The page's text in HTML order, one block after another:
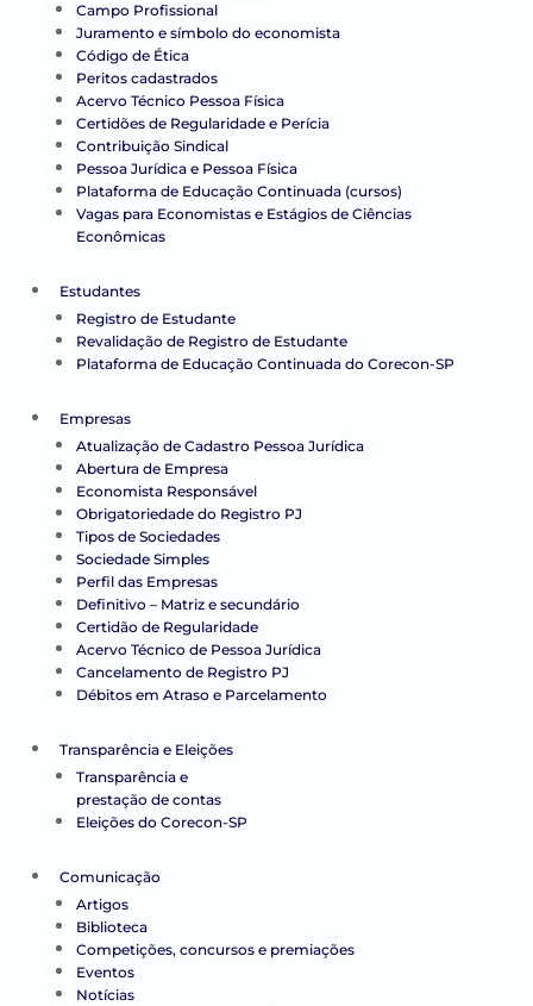
Campo Profissional
Juramento e símbolo do economista
Código de Ética
Peritos cadastrados
Acervo Técnico Pessoa Física
Certidões de Regularidade e Perícia
Contribuição Sindical
Pessoa Jurídica e Pessoa Física
Plataforma de Educação Continuada (cursos)
Vagas para Economistas e Estágios de Ciências
Econômicas
Estudantes
Registro de Estudante
Revalidação de Registro de Estudante
Plataforma de Educação Continuada do Corecon-SP
Empresas
Atualização de Cadastro Pessoa Jurídica
Abertura de Empresa
Economista Responsável
Obrigatoriedade do Registro PJ
Tipos de Sociedades
Sociedade Simples
Perfil das Empresas
Definitivo – Matriz e secundário
Certidão de Regularidade
Acervo Técnico de Pessoa Jurídica
Cancelamento de Registro PJ
Débitos em Atraso e Parcelamento
Transparência e Eleições
Transparência e
prestação de contas
Eleições do Corecon-SP
Comunicação
Artigos
Biblioteca
Competições, concursos e premiações
Eventos
Notícias